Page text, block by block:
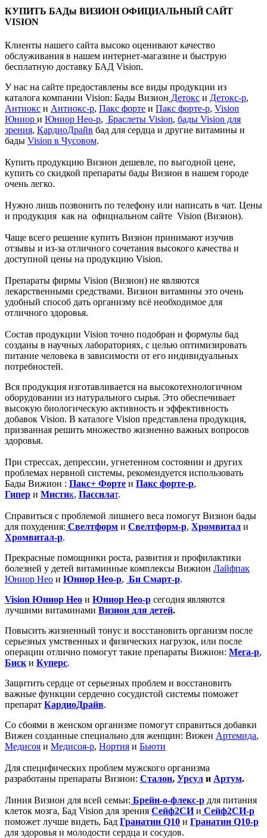
КУПИТЬ БАДы ВИЗИОН ОФИЦИАЛЬНЫЙ САЙТ
VISION
Клиенты нашего сайта высоко оценивают качество
обслуживания в нашем интернет-магазине и быструю
бесплатную доставку БАД Vision.
У нас на сайте предоставлены все виды продукции из
каталога компании Vision: Бады Визион Детокс и Детокс-р,
Антиокс и Антиокс-р, Пакс форте и Пакс форте-р, Vision
Юниор и Юниор Нео-р, Браслеты Vision, бады Vision для
зрения, КардиоДрайв бад для сердца и другие витамины и
бады Vision в Чусовом.
Купить продукцию Визион дешевле, по выгодной цене,
купить со скидкой препараты бады Визион в нашем городе
очень легко.
Нужно лишь позвонить по телефону или написать в чат. Цены
и продукция как на официальном сайте Vision (Визион).
Чаще всего решение купить Визион принимают изучив
отзывы и из-за отличного сочетания высокого качества и
доступной цены на продукцию Vision.
Препараты фирмы Vision (Визион) не являются
лекарственными средствами. Визион витамины это очень
удобный способ дать организму всё необходимое для
отличного здоровья.
Состав продукции Vision точно подобран и формулы бад
созданы в научных лабораториях, с целью оптимизировать
питание человека в зависимости от его индивидуальных
потребностей.
Вся продукция изготавливается на высокотехнологичном
оборудовании из натурального сырья. Это обеспечивает
высокую биологическую активность и эффективность
добавок Vision. В каталоге Vision представлена продукция,
призванная решить множество жизненно важных вопросов
здоровья.
При стрессах, депрессии, угнетенном состоянии и других
проблемах нервной системы, рекомендуется использовать
Бады Вижион : Пакс+ Форте и Пакс форте-р,
Гипер и Мистик, Пассилат.
Справиться с проблемой лишнего веса помогут Визион бады
для похудения: Свелтформ и Свелтформ-р, Хромвитал и
Хромвитал-р.
Прекрасные помощники роста, развития и профилактики
болезней у детей витаминные комплексы Вижион Лайфпак
Юниор Нео и Юниор Нео-р, Би Смарт-р.
Vision Юниор Нео и Юниор Нео-р сегодня являются
лучшими витаминами Визион для детей.
Повысить жизненный тонус и восстановить организм после
серьезных умственных и физических нагрузок, или после
операции отлично помогут такие препараты Вижион: Мега-р,
Биск и Куперс.
Защитить сердце от серьезных проблем и восстановить
важные функции сердечно сосудистой системы поможет
препарат КардиоДрайв.
Со сбоями в женском организме помогут справиться добавки
Вижен созданные специально для женщин: Вижен Артемида,
Медисоя и Медисоя-р, Нортия и Бьюти
Для специфических проблем мужского организма
разработаны препараты Визион: Сталон, Урсул и Артум.
Линия Визион для всей семьи: Брейн-о-флекс-р для питания
клеток мозга, Бад Vision для зрения Сейф2СИ и Сейф2СИ-р
поможет лучше видеть, Бад Гранатин Q10 и Гранатин Q10-р
для здоровья и молодости сердца и сосудов.